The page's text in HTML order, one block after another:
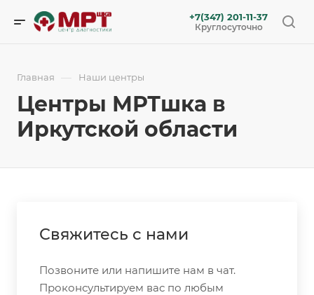
+7(347) 201-11-37
Круглосуточно
Главная — Наши центры
Центры МРТшка в
Иркутской области
Свяжитесь с нами
Позвоните или напишите нам в чат.
Проконсультируем вас по любым